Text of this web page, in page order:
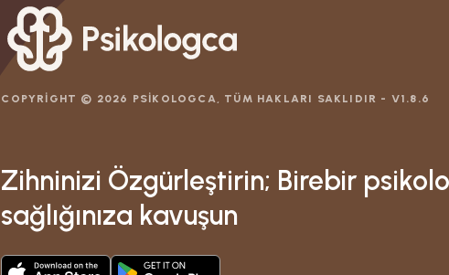
COPYRIGHT © 2026 PSIKOLOGCA, TÜM HAKLARI SAKLIDIR - V1.8.6
Zihninizi Özgürleştirin; Birebir
sağlığınıza kavuşun